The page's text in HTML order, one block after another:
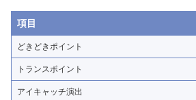
項目
どきどきポイント
トランスポイント
アイキャッチ演出